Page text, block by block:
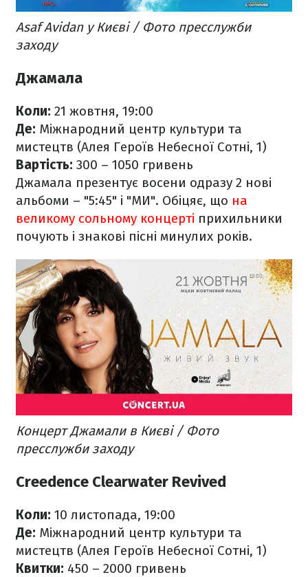
Asaf Avidan у Києві / Фото пресслужби
заходу
Джамала
Коли: 21 жовтня, 19:00
Де: Міжнародний центр культури та
мистецтв (Алея Героїв Небесної Сотні, 1)
Вартість: 300 – 1050 гривень
Джамала презентує восени одразу 2 нові
альбоми – "5:45" і "МИ". Обіцяє, що на
великому сольному концерті прихильники
почують і знакові пісні минулих років.
Концерт Джамали в Києві / Фото
пресслужби заходу
Creedence Clearwater Revived
Коли: 10 листопада, 19:00
Де: Міжнародний центр культури та
мистецтв (Алея Героїв Небесної Сотні, 1)
Квитки: 450 – 2000 гривень